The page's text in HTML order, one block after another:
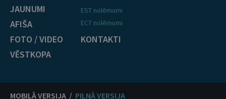
JAUNUMI
AFIŠA
FOTO / VIDEO
VĒSTKOPA
EST nolēmumi
ECT nolēmumi
KONTAKTI
MOBILĀ VERSIJA / PILNĀ VERSIJA